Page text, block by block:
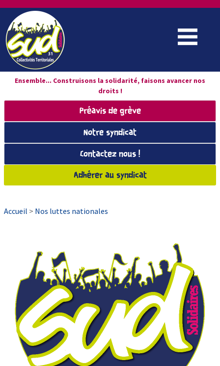
Ensemble... Construisons la solidarité, faisons avancer nos
droits !
Préavis de grève
Notre syndicat
Contactez nous !
Adhérer au syndicat
Accueil > Nos luttes nationales